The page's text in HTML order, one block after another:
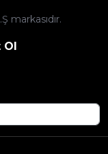
markasıdır.
Ol